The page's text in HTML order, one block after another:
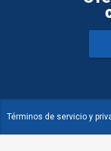
Términos de servicio y